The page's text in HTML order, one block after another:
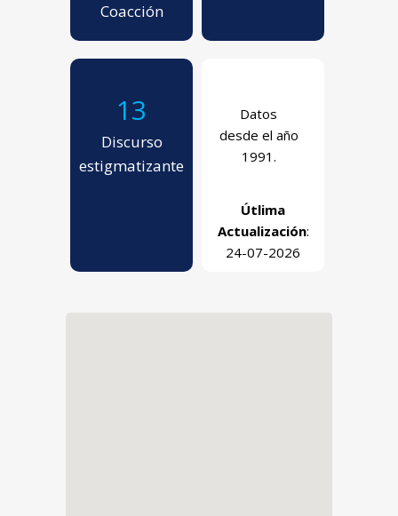
Coacción
13
Discurso
estigmatizante
Datos
desde el año
1991.
Útlima
Actualización:
24-07-2026